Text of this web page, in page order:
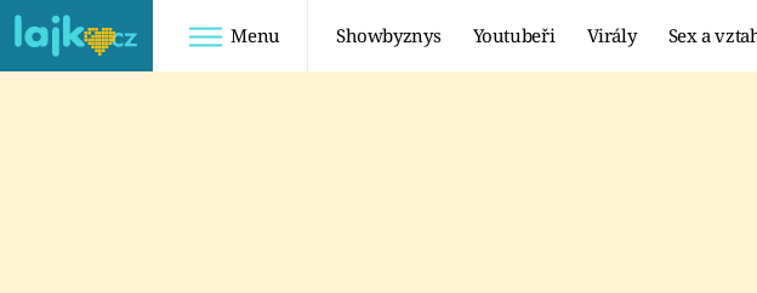
Menu Showbyznys Youtubeři Virály Sex a